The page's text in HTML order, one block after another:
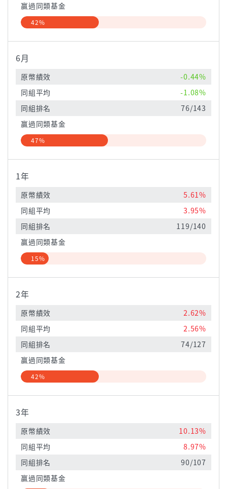
贏過同類基金
42%
6月
原幣績效
-0.44%
同組平均
-1.08%
同組排名
76/143
贏過同類基金
47%
1年
原幣績效
5.61%
同組平均
3.95%
同組排名
119/140
贏過同類基金
15%
2年
原幣績效
2.62%
同組平均
2.56%
同組排名
74/127
贏過同類基金
42%
3年
原幣績效
10.13%
同組平均
8.97%
同組排名
90/107
贏過同類基金